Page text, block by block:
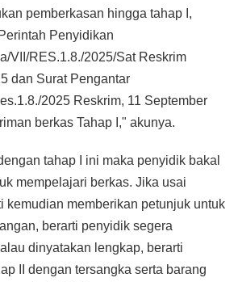
pemberkasan hingga tahap I,
Penyidikan
VII/RES.1.8./2025/Sat Reskrim
dan Surat Pengantar
2025 Reskrim, 11 September
berkas Tahap I," akunya.
tahap I ini maka penyidik bakal
mempelajari berkas. Jika usai
kemudian memberikan petunjuk untuk
berarti penyidik segera
dinyatakan lengkap, berarti
II dengan tersangka serta barang